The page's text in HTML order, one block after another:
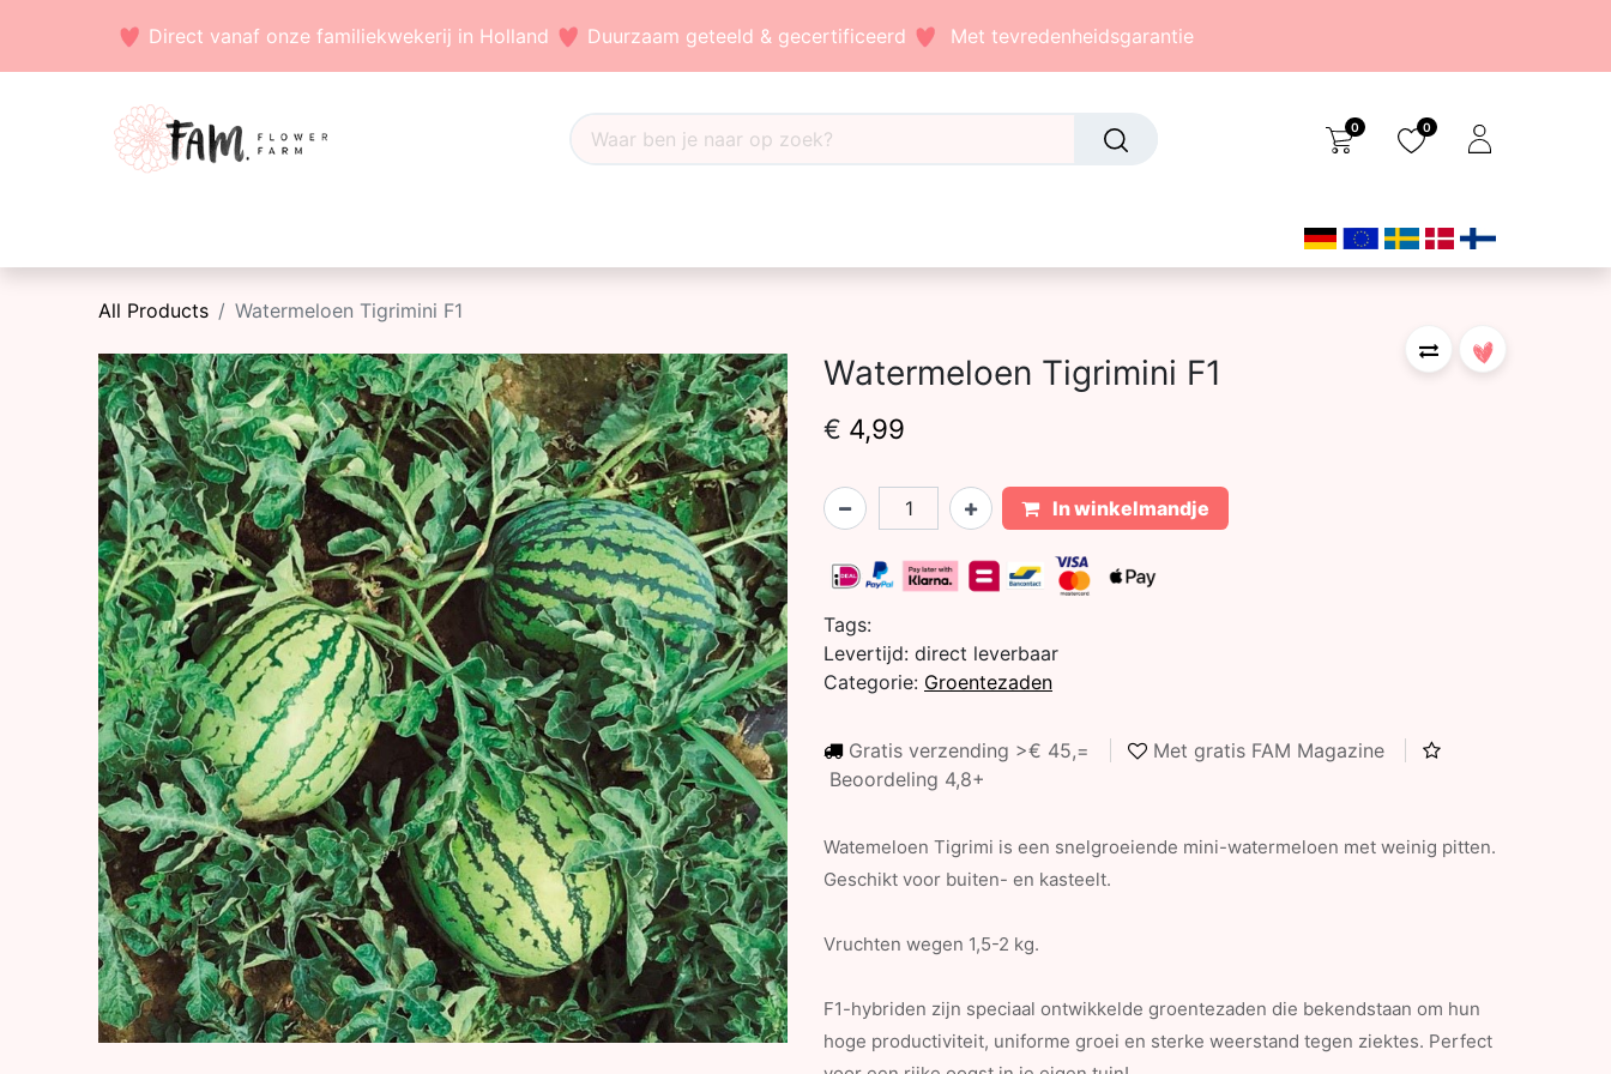
Direct vanaf onze familiekwekerij in Holland Duurzaam geteeld & gecertificeerd Met tevredenheidsgarantie
0 0
All Products Watermeloen Tigrimini F1
Watermeloen Tigrimini F1
€ 4,99
In winkelmandje
Tags:
Levertijd: direct leverbaar
Categorie: Groentezaden
Gratis verzending >€ 45,=
Met gratis FAM Magazine
Beoordeling 4,8+
Watemeloen Tigrimi is een snelgroeiende mini-watermeloen met weinig pitten.
Geschikt voor buiten- en kasteelt.
Vruchten wegen 1,5-2 kg.
F1-hybriden zijn speciaal ontwikkelde groentezaden die bekendstaan om hun
hoge productiviteit, uniforme groei en sterke weerstand tegen ziektes. Perfect